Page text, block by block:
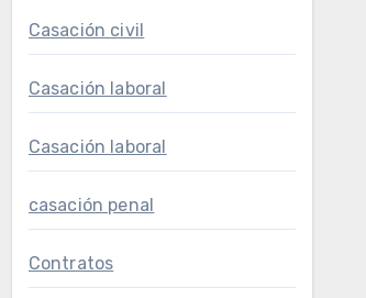
Casación civil
Casación laboral
Casación laboral
casación penal
Contratos